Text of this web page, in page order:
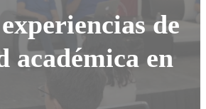
de
académica en